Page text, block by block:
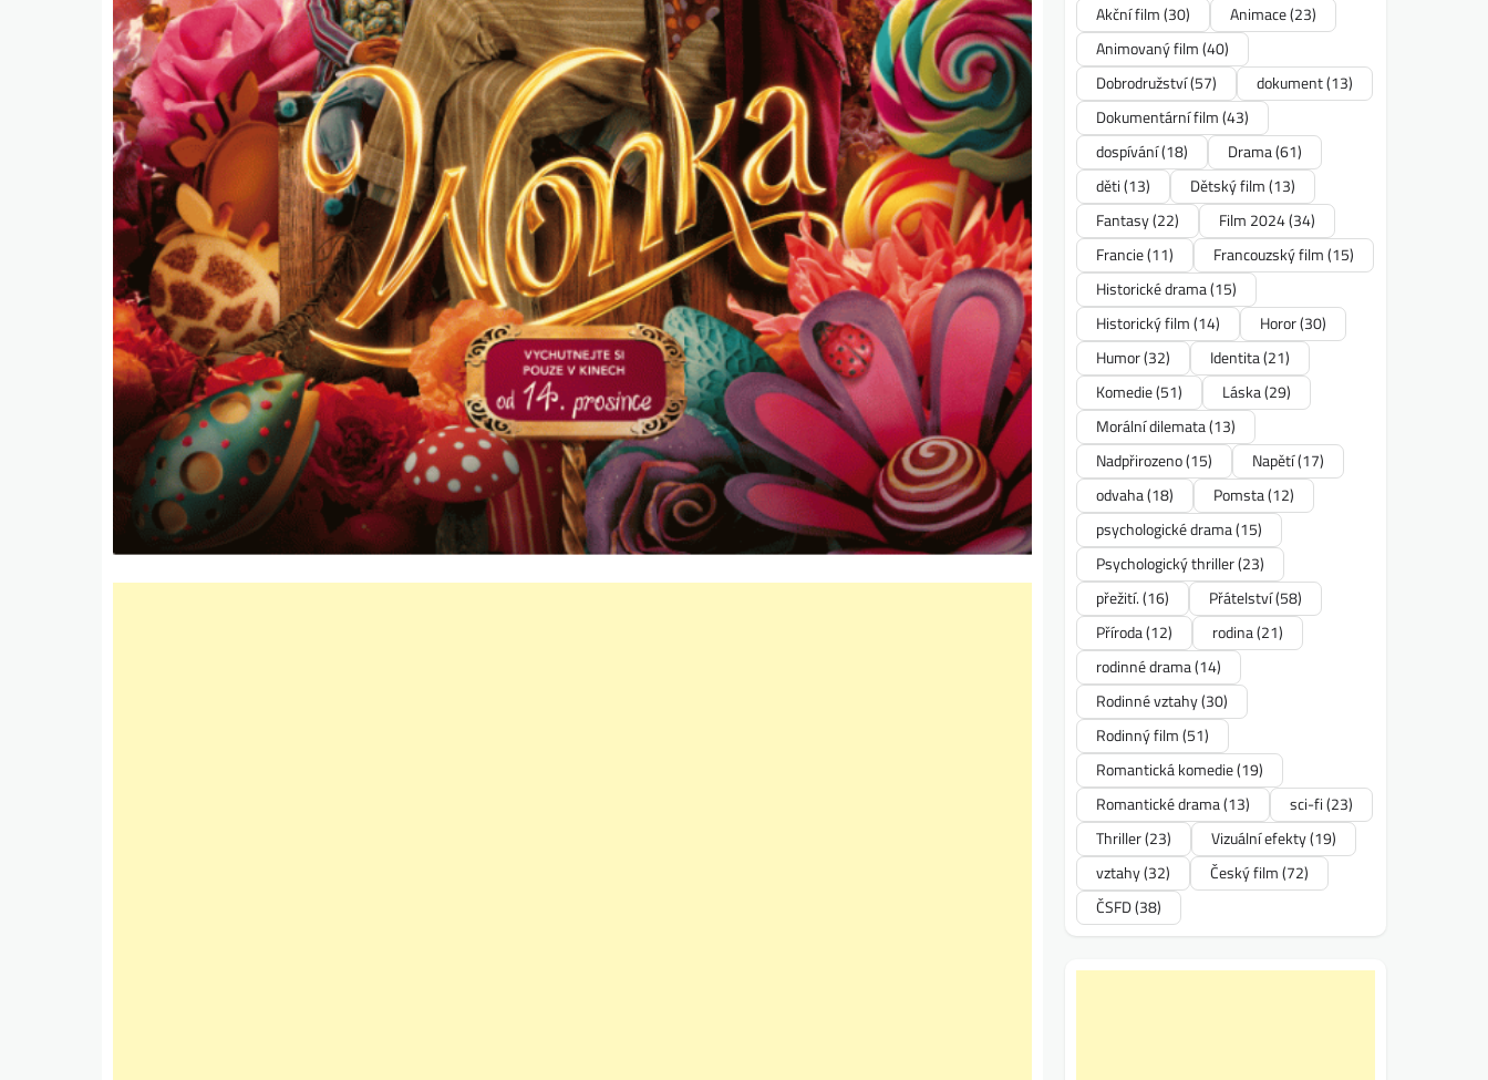
Akční film(30) Animace(23)
Animovaný film(40)
Dobrodružství(57) dokument(13)
Dokumentární film(43)
dospívání(18) Drama(61)
děti(13) Dětský film(13)
Fantasy(22) Film 2024(34)
Francie(11) Francouzský film(15)
Historické drama(15)
Historický film(14) Horor(30)
Humor(32) Identita(21)
Komedie(51) Láska(29)
Morální dilemata(13)
Nadpřirozeno(15) Napětí(17)
odvaha(18) Pomsta(12)
psychologické drama(15)
Psychologický thriller(23)
přežití.(16) Přátelství(58)
Příroda(12) rodina(21)
rodinné drama(14)
Rodinné vztahy(30)
Rodinný film(51)
Romantická komedie(19)
Romantické drama(13) sci-fi(23)
Thriller(23) Vizuální efekty(19)
vztahy(32) Český film(72)
ČSFD(38)